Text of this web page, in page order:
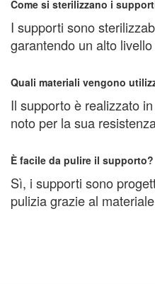
Come si sterilizzano i
I supporti sono
garantendo un alto
Quali materiali vengono
Il supporto è realizzato
noto per la sua
È facile da pulire il supporto?
Sì, i supporti sono
pulizia grazie al